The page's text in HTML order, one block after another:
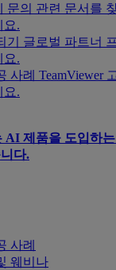
문의 관련 문서를
요.
기
글로벌 파트너
요.
사례 TeamViewer
요.
AI 제품을 도입하
다.
사례
웨비나